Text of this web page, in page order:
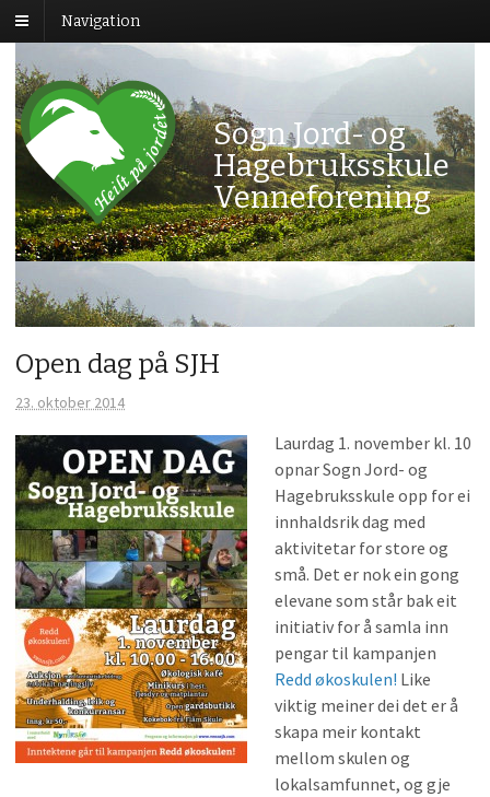
Navigation
Sogn Jord- og
Hagebruksskule
Venneforening
Open dag på SJH
23. oktober 2014
Laurdag 1. november kl. 10
opnar Sogn Jord- og
Hagebruksskule opp for ei
innhaldsrik dag med
aktivitetar for store og
små. Det er nok ein gong
elevane som står bak eit
initiativ for å samla inn
pengar til kampanjen
Redd økoskulen! Like
viktig meiner dei det er å
skapa meir kontakt
mellom skulen og
lokalsamfunnet, og gje